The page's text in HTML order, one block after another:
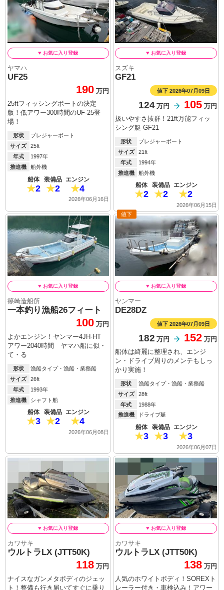
ヤマハ
UF25
190 万円
25ftフィッシングボートの決定
版！低アワー300時間のUF-25登
場！
形状
プレジャーボート
サイズ
25ft
年式
1997年
推進機
船外機
船体
2
装備品
2
エンジン
4
2026年06月16日
スズキ
GF21
値下 2026年07月09日
124 万円 105 万円
扱いやすさ抜群！21ft万能フィッ
シング艇 GF21
形状
プレジャーボート
サイズ
21ft
年式
1994年
推進機
船外機
船体
2
装備品
2
エンジン
2
2026年06月15日
篠崎造船所
一本釣り漁船26フィート
100 万円
よかエンジン！ヤンマー4JH-HT
アワー2040時間 ヤマハ船に似・
て・る
形状
漁船タイプ・漁船・業務船
サイズ
26ft
年式
1993年
推進機
シャフト船
船体
3
装備品
2
エンジン
4
2026年06月08日
ヤンマー
DE28DZ
値下 2026年07月09日
182 万円 152 万円
船体は綺麗に整理され、エンジ
ン・ドライブ周りのメンテもしっ
かり実施！
形状
漁船タイプ・漁船・業務船
サイズ
28ft
年式
1988年
推進機
ドライブ艇
船体
3
装備品
3
エンジン
3
2026年06月07日
値下
カワサキ
ウルトラLX (JTT50K)
118 万円
ナイスなガンメタボディのジェッ
ト！整備も行き届いてすぐに乗り
カワサキ
ウルトラLX (JTT50K)
138 万円
人気のホワイトボディ！SOREXト
レーラー付き・車検込み！アワー